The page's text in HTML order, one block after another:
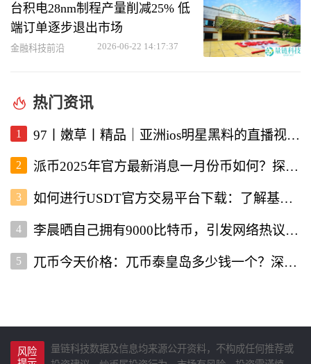
台积电28nm制程产量削减25% 低
端订单逐步退出市场
金融科技前沿 2026-06-22 14:17:37
热门资讯
1 97丨嫩草丨精品｜亚洲ios明星黑料的直播视频软件深度解析
2 派币2025年官方最新消息一月份币如何？探讨未来发展与行情走势
3 如何进行USDT官方交易平台下载：了解基本流程与注意事项
4 李晨晒自己拥有9000比特币，引发网络热议与投资者关注
5 兀币今天价格：兀币泰皇岛多少钱一个？深入分析市场现状与未来走向
风险
量链科技数据及信息均来源公开资料，不构成任何推荐或